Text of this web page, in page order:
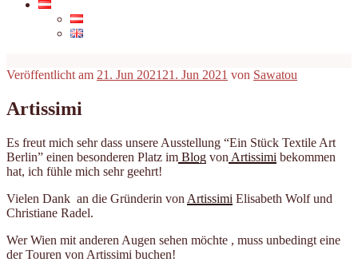
Veröffentlicht am 21. Jun 2021 21. Jun 2021 von Sawatou
Artissimi
Es freut mich sehr dass unsere Ausstellung “Ein Stück Textile Art
Berlin” einen besonderen Platz im Blog von Artissimi bekommen
hat, ich fühle mich sehr geehrt!
Vielen Dank an die Gründerin von Artissimi Elisabeth Wolf und
Christiane Radel.
Wer Wien mit anderen Augen sehen möchte , muss unbedingt eine
der Touren von Artissimi buchen!